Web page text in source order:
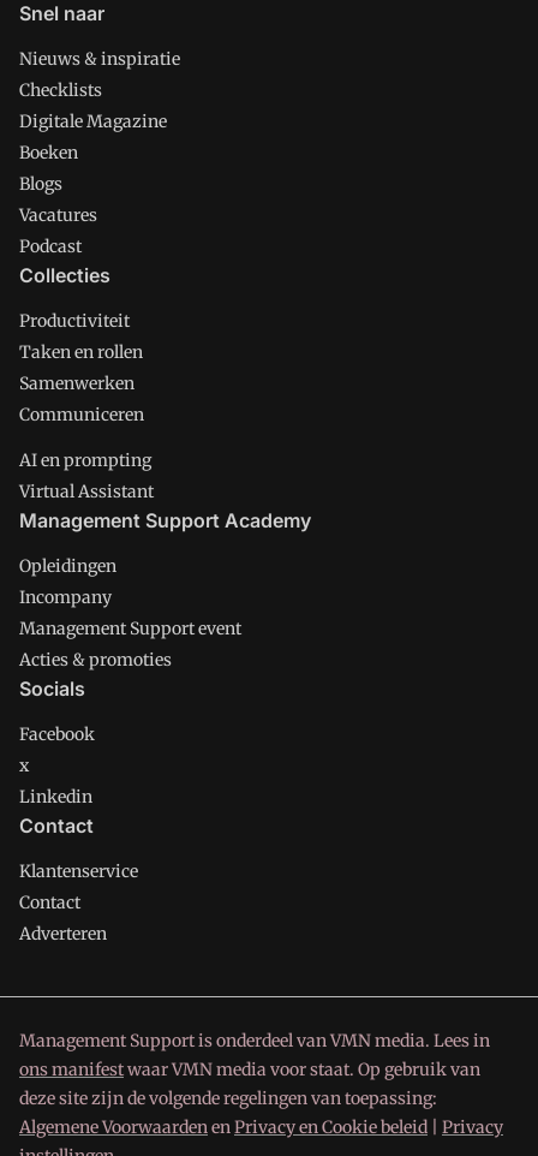
Snel naar
Nieuws & inspiratie
Checklists
Digitale Magazine
Boeken
Blogs
Vacatures
Podcast
Collecties
Productiviteit
Taken en rollen
Samenwerken
Communiceren
AI en prompting
Virtual Assistant
Management Support Academy
Opleidingen
Incompany
Management Support event
Acties & promoties
Socials
Facebook
x
Linkedin
Contact
Klantenservice
Contact
Adverteren
Management Support is onderdeel van VMN media. Lees in
ons manifestwaar VMN media voor staat. Op gebruik van
deze site zijn de volgende regelingen van toepassing:
Algemene VoorwaardenenPrivacy en Cookie beleid
Privacy